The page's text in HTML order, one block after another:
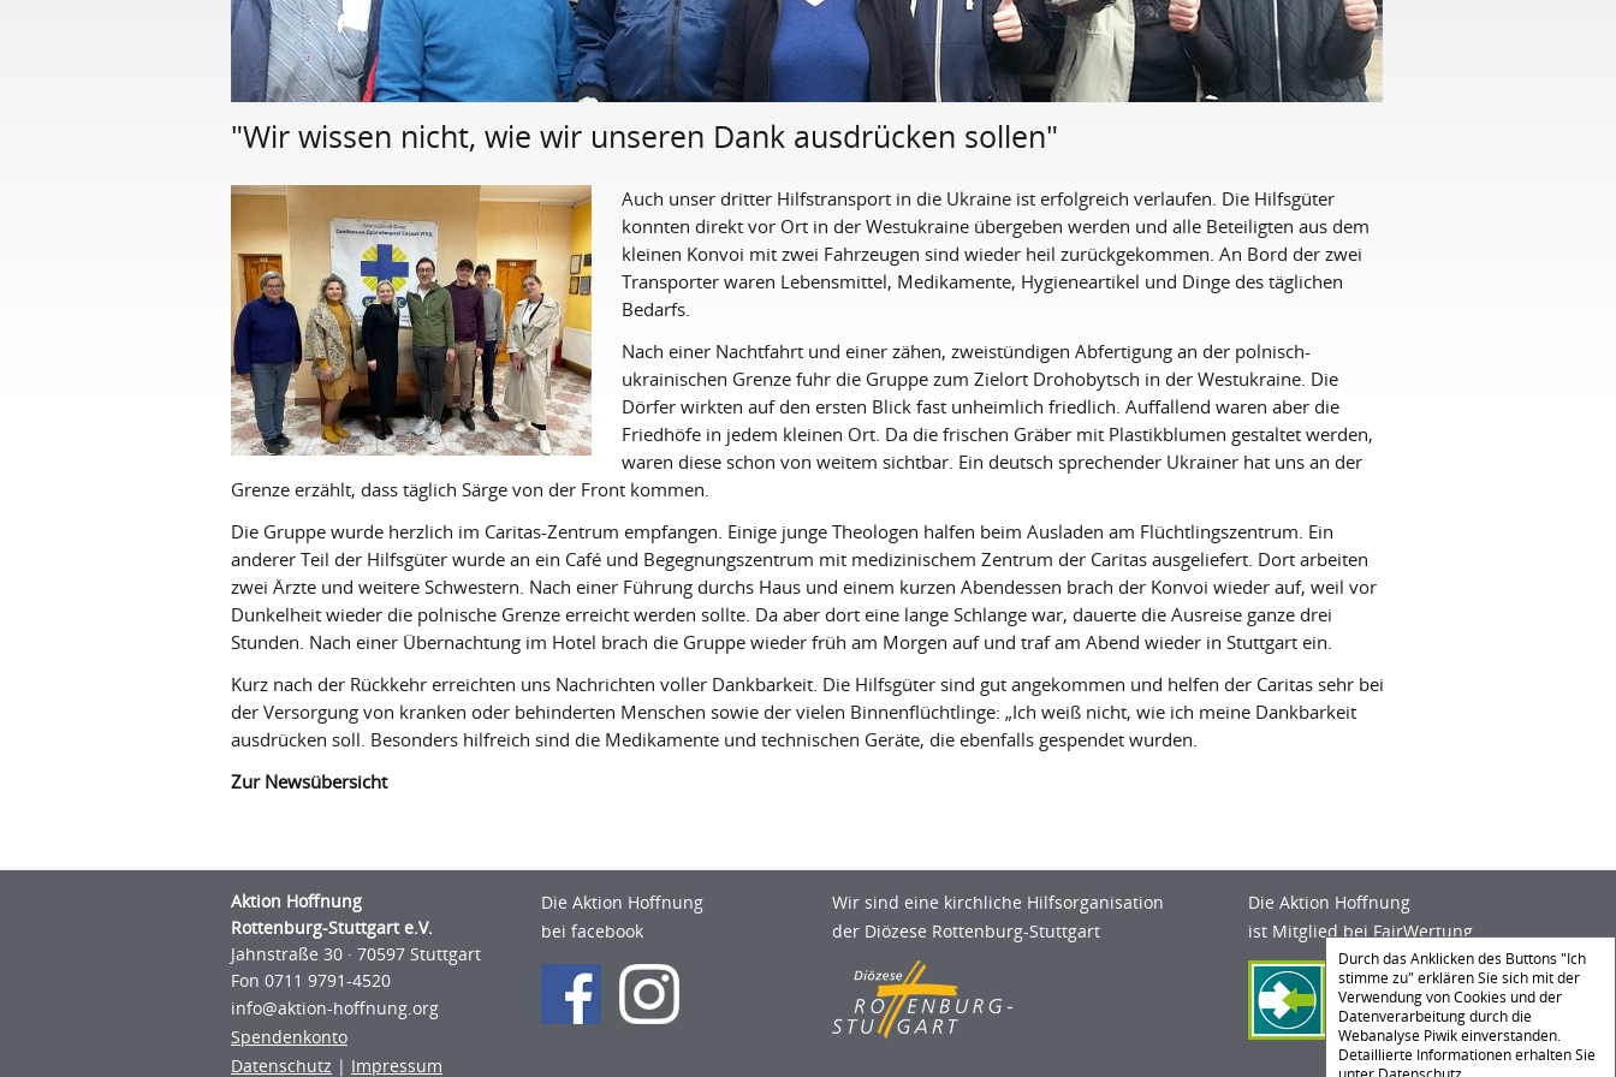
Durch das Anklicken des Buttons "Ich
stimme zu" erklären Sie sich mit der
Verwendung von Cookies und der
Datenverarbeitung durch die
Webanalyse Piwik einverstanden.
Detaillierte Informationen erhalten Sie
"Wir wissen nicht, wie wir unseren Dank ausdrücken sollen"
Auch unser dritter Hilfstransport in die Ukraine ist erfolgreich verlaufen. Die Hilfsgüter
konnten direkt vor Ort in der Westukraine übergeben werden und alle Beteiligten aus dem
kleinen Konvoi mit zwei Fahrzeugen sind wieder heil zurückgekommen. An Bord der zwei
Transporter waren Lebensmittel, Medikamente, Hygieneartikel und Dinge des täglichen
Bedarfs.
Nach einer Nachtfahrt und einer zähen, zweistündigen Abfertigung an der polnisch-
ukrainischen Grenze fuhr die Gruppe zum Zielort Drohobytsch in der Westukraine. Die
Dörfer wirkten auf den ersten Blick fast unheimlich friedlich. Auffallend waren aber die
Friedhöfe in jedem kleinen Ort. Da die frischen Gräber mit Plastikblumen gestaltet werden,
waren diese schon von weitem sichtbar. Ein deutsch sprechender Ukrainer hat uns an der
Grenze erzählt, dass täglich Särge von der Front kommen.
Die Gruppe wurde herzlich im Caritas-Zentrum empfangen. Einige junge Theologen halfen beim Ausladen am Flüchtlingszentrum. Ein
anderer Teil der Hilfsgüter wurde an ein Café und Begegnungszentrum mit medizinischem Zentrum der Caritas ausgeliefert. Dort arbeiten
zwei Ärzte und weitere Schwestern. Nach einer Führung durchs Haus und einem kurzen Abendessen brach der Konvoi wieder auf, weil vor
Dunkelheit wieder die polnische Grenze erreicht werden sollte. Da aber dort eine lange Schlange war, dauerte die Ausreise ganze drei
Stunden. Nach einer Übernachtung im Hotel brach die Gruppe wieder früh am Morgen auf und traf am Abend wieder in Stuttgart ein.
Kurz nach der Rückkehr erreichten uns Nachrichten voller Dankbarkeit. Die Hilfsgüter sind gut angekommen und helfen der Caritas sehr bei
der Versorgung von kranken oder behinderten Menschen sowie der vielen Binnenflüchtlinge: „Ich weiß nicht, wie ich meine Dankbarkeit
ausdrücken soll. Besonders hilfreich sind die Medikamente und technischen Geräte, die ebenfalls gespendet wurden.
Zur Newsübersicht
Aktion Hoffnung
Rottenburg-Stuttgart e.V.
Jahnstraße 30 · 70597 Stuttgart
Fon 0711 9791-4520
info@aktion-hoﬀnung.org
Spendenkonto
Datenschutz | Impressum
Die Aktion Hoffnung
bei facebook
Wir sind eine kirchliche Hilfsorganisation
der Diözese Rottenburg-Stuttgart
Die Aktion Hoffnung
ist Mitglied bei FairWertung